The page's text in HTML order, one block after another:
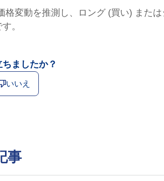
変動を推測し、ロング (買い) また
。
ましたか？
いいえ
事